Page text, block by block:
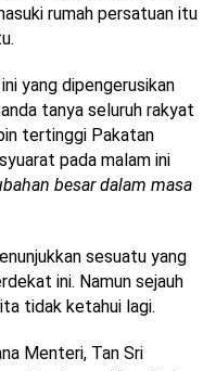
rumah persatuan itu
yang dipengerusikan
tanya seluruh rakyat
tertinggi Pakatan
pada malam ini
besar dalam masa
sesuatu yang
ini. Namun sejauh
tidak ketahui lagi.
Menteri, Tan Sri